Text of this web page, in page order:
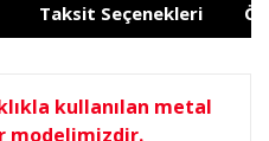
Taksit Seçenekleri
kullanılan metal
modelimizdir.